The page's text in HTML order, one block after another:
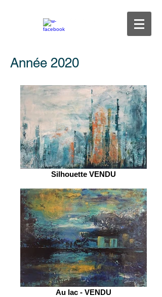
Année 2020
Silhouette VENDU
Au lac - VENDU